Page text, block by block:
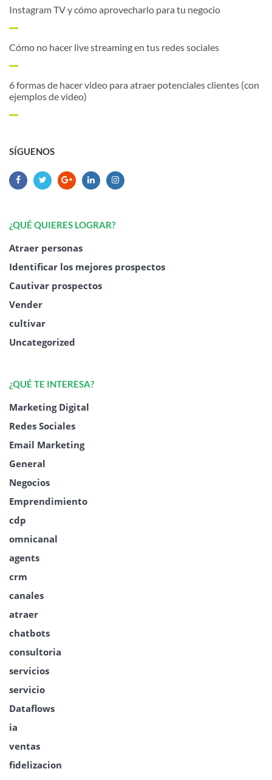
Instagram TV y cómo aprovecharlo para tu negocio
Cómo no hacer live streaming en tus redes sociales
6 formas de hacer video para atraer potenciales clientes (con
ejemplos de video)
SÍGUENOS
¿QUÉ QUIERES LOGRAR?
Atraer personas
Identificar los mejores prospectos
Cautivar prospectos
Vender
cultivar
Uncategorized
¿QUÉ TE INTERESA?
Marketing Digital
Redes Sociales
Email Marketing
General
Negocios
Emprendimiento
cdp
omnicanal
agents
crm
canales
atraer
chatbots
consultoria
servicios
servicio
Dataflows
ia
ventas
fidelizacion